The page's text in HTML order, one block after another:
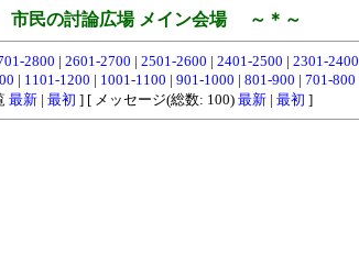
民の討論広場 メイン会場 ～＊～
2800 | 2601-2700 | 2501-2600 | 2401-2500 | 2301-2400
| 1101-1200 | 1001-1100 | 901-1000 | 801-900 | 701-800
最新| 最初 ] [ メッセージ(総数: 100) 最新| 最初 ]